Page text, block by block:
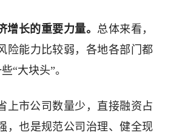
长的重要力量。 总体来看，
险能力比较弱，各地各部门都
“大块头”。
上市公司数量少，直接融资占
，也是规范公司治理、健全现